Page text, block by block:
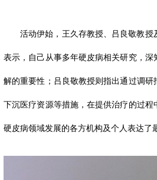
活动伊始，王久存教授、吕良敬教
表示，自己从事多年硬皮病相关研究，
解的重要性；吕良敬教授则指出通过调研
下沉医疗资源等措施，在提供治疗的过
硬皮病领域发展的各方机构及个人表达了